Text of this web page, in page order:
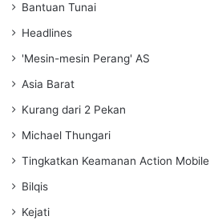
Bantuan Tunai
Headlines
'Mesin-mesin Perang' AS
Asia Barat
Kurang dari 2 Pekan
Michael Thungari
Tingkatkan Keamanan Action Mobile
Bilqis
Kejati